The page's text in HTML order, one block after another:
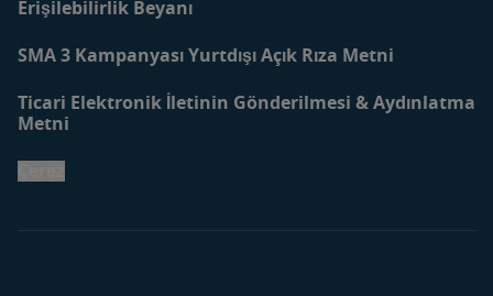
Erişilebilirlik Beyanı
SMA 3 Kampanyası Yurtdışı Açık Rıza Metni
Ticari Elektronik İletinin Gönderilmesi & Aydınlatma
Metni